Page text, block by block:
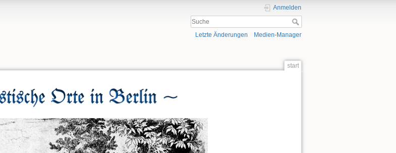
Anmelden
Letzte Änderungen Medien-Manager
start